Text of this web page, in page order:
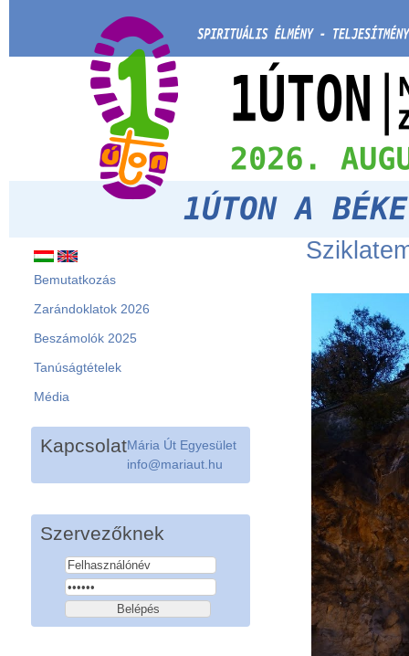
Bemutatkozás
Zarándoklatok 2026
Beszámolók 2025
Tanúságtételek
Média
KapcsolatMária Út Egyesület
info@mariaut.hu
Szervezőknek